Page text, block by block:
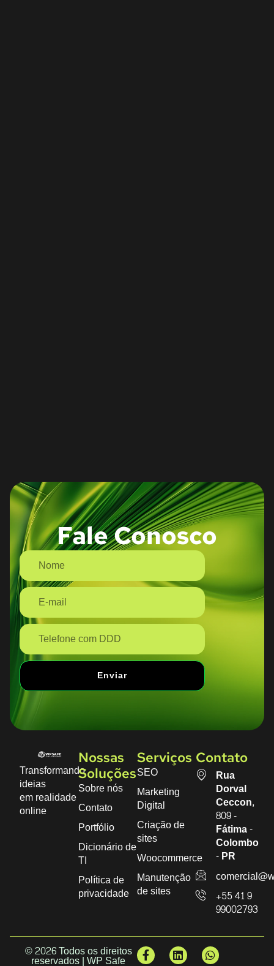
Fale Conosco
Enviar
Transformando
ideias
em realidade
online
Nossas
Soluções
Sobre nós
Contato
Portfólio
Dicionário de
TI
Política de
privacidade
Serviços
SEO
Marketing
Digital
Criação de
sites
Woocommerce
Manutenção
de sites
Contato
Rua
Dorval
Ceccon,
809 -
Fátima -
Colombo
- PR
+55 41 9
99002793
© 2026 Todos os direitos
reservados | WP Safe